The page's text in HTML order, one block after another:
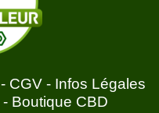
- CGV - Infos Légales
- Boutique CBD